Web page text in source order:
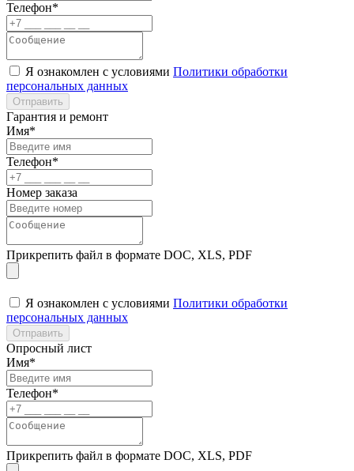
Телефон*
Я ознакомлен с условиями Политики обработки
персональных данных
Отправить
Гарантия и ремонт
Имя*
Телефон*
Номер заказа
Прикрепить файл в формате DOC, XLS, PDF
Я ознакомлен с условиями Политики обработки
персональных данных
Отправить
Опросный лист
Имя*
Телефон*
Прикрепить файл в формате DOC, XLS, PDF